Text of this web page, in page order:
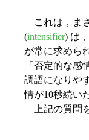
これは，ま
(intensifier) は
が常に求めら
「否定的な
調語になりや
情が10秒続い
上記の質問